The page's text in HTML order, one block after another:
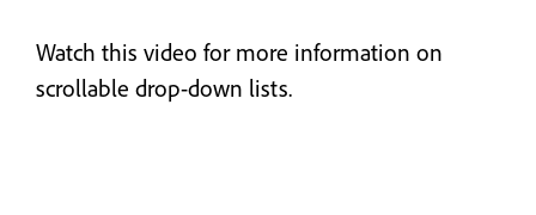
Watch this video for more information on
scrollable drop-down lists.